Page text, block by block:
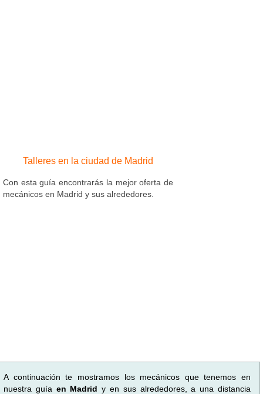
Talleres en la ciudad de Madrid
Con esta guía encontrarás la mejor oferta de
mecánicos en Madrid y sus alrededores.
A continuación te mostramos los mecánicos que tenemos en
nuestra guía en Madrid y en sus alrededores, a una distancia